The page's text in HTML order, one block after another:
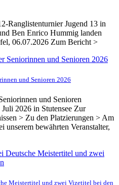
Ranglistenturnier Jugend 13 in
Ben Enrico Hummig landen
06.07.2026 Zum Bericht >
und Senioren 2026
und Senioren
Juli 2026 in Stutensee Zur
> Zu den Platzierungen > Am
unserem bewährten Veranstalter,
Meistertitel und zwei Vizetitel bei den